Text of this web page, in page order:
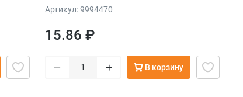
Артикул: 9994470
15.86 ₽
– + В корзину